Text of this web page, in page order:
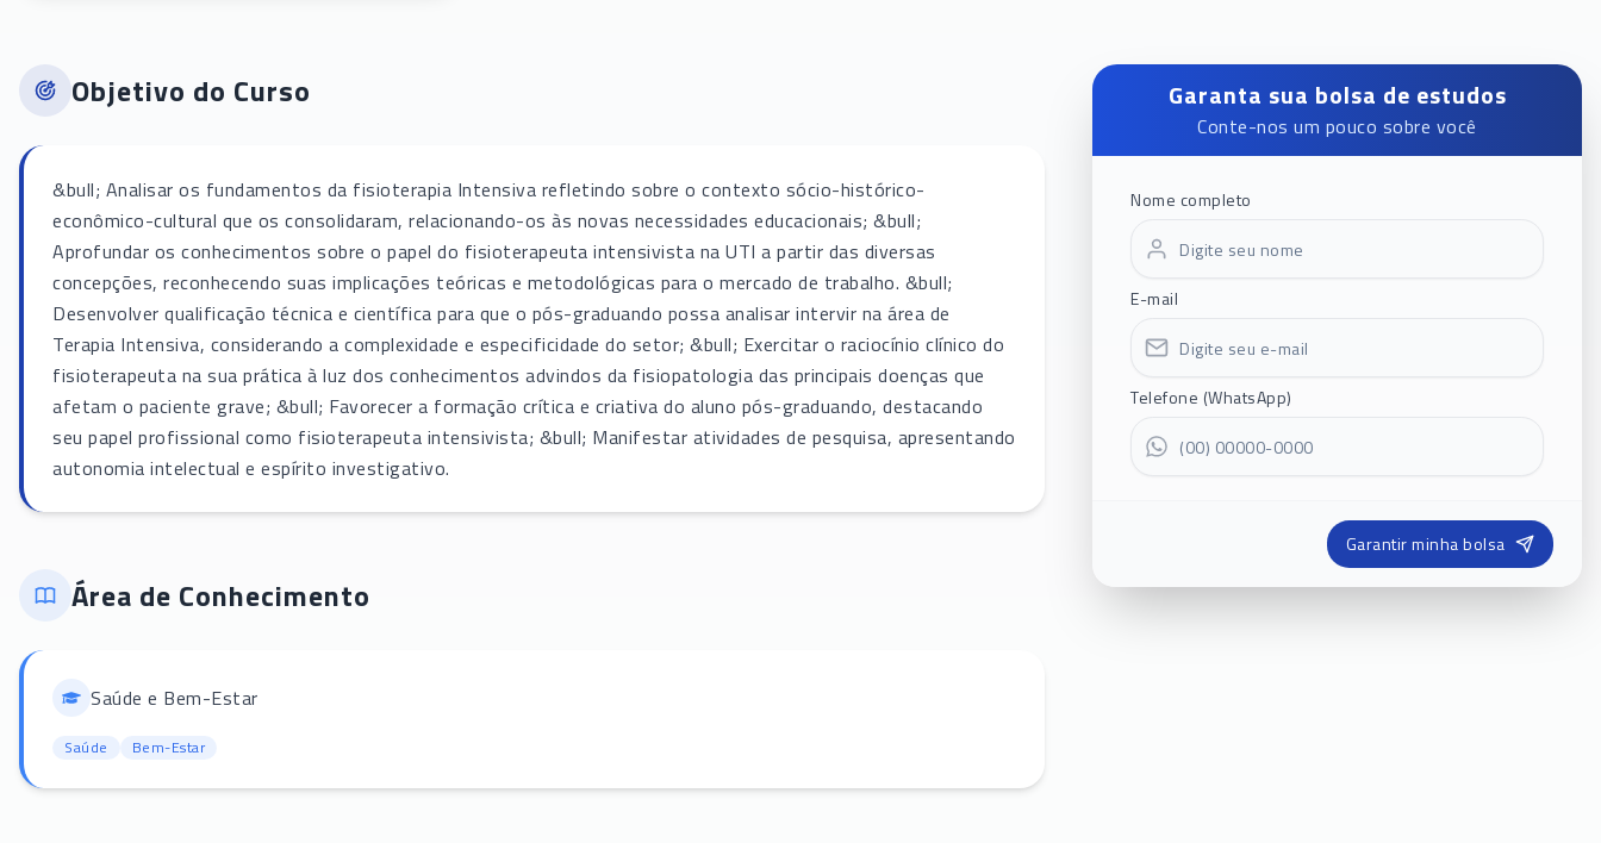
Objetivo do Curso
&bull; Analisar os fundamentos da fisioterapia Intensiva refletindo sobre o contexto sócio-histórico-
econômico-cultural que os consolidaram, relacionando-os às novas necessidades educacionais; &bull;
Aprofundar os conhecimentos sobre o papel do fisioterapeuta intensivista na UTI a partir das diversas
concepções, reconhecendo suas implicações teóricas e metodológicas para o mercado de trabalho. &bull;
Desenvolver qualificação técnica e científica para que o pós-graduando possa analisar intervir na área de
Terapia Intensiva, considerando a complexidade e especificidade do setor; &bull; Exercitar o raciocínio clínico do
fisioterapeuta na sua prática à luz dos conhecimentos advindos da fisiopatologia das principais doenças que
afetam o paciente grave; &bull; Favorecer a formação crítica e criativa do aluno pós-graduando, destacando
seu papel profissional como fisioterapeuta intensivista; &bull; Manifestar atividades de pesquisa, apresentando
autonomia intelectual e espírito investigativo.
Área de Conhecimento
Saúde e Bem-Estar
Saúde Bem-Estar
Garanta sua bolsa de estudos
Conte-nos um pouco sobre você
Nome completo
E-mail
Telefone (WhatsApp)
Garantir minha bolsa